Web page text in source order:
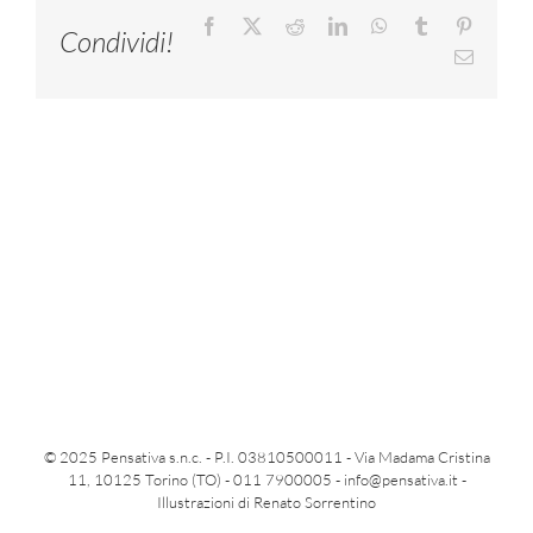
Condividi! Facebook RedditLinkedInWhatsApp
Tumblr
Email
© 2025 Pensativa s.n.c. - P.I. 03810500011 - Via Madama Cristina
11, 10125 Torino (TO) - 011 7900005 - info@pensativa.it -
Illustrazioni di Renato Sorrentino